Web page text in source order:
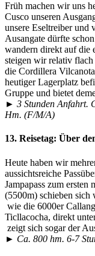
Früh machen wir uns
Cusco unseren
unsere Eseltreiber und
Ausangate dürfte
wandern direkt auf die
steigen wir relativ
die Cordillera
heutiger Lagerplatz
Gruppe und bietet
► 3 Stunden Anfahrt.
Hm. (F/M/A)
13. Reisetag: Über
Heute haben wir
aussichtsreiche
Jampapass zum ersten
(5500m) schieben sich
wie die 6000er
Ticllacocha, direkt
zeigt sich sogar der
► Ca. 800 hm. 6-7